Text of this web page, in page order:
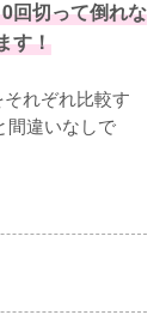
回切って倒れな
す！
れぞれ比較す
間違いなしで